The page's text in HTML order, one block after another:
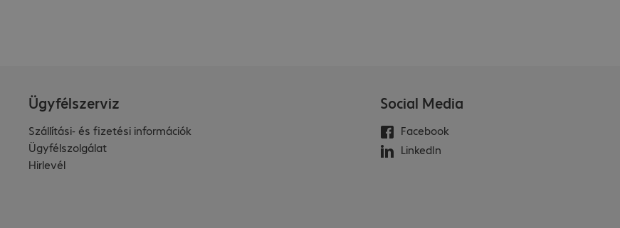
Ügyfélszerviz
Szállítási- és fizetési információk
Ügyfélszolgálat
Hirlevél
Social Media
Facebook
LinkedIn